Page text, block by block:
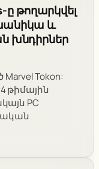
ը թողարկվել
և
խնդիրներ
Tokon:
թիմային
PC